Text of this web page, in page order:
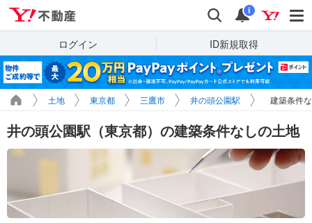
検索 通知
i
ログイン ID新規取得
土地 東京都 三鷹市 井の頭公園駅 建築条件
井の頭公園駅（東京都）の建築条件なしの土地